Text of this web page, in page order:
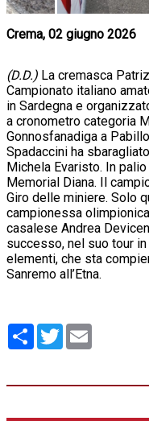
Crema, 02 giugno 2026
(D.D.) La cremasca
Campionato italiano
in Sardegna e
a cronometro categoria
Gonnosfanadiga a
Spadaccini ha
Michela Evaristo. In
Memorial Diana. Il
Giro delle miniere. Solo
campionessa
casalese Andrea
successo, nel suo tour
elementi, che sta
Sanremo all’Etna.
Condividi
Twitter